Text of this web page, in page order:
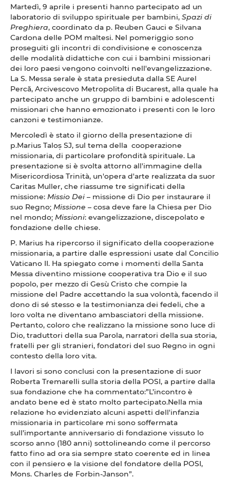
Martedì, 9 aprile i presenti hanno partecipato ad un
laboratorio di sviluppo spirituale per bambini, Spazi di
Preghiera, coordinato da p. Reuben Gauci e Silvana
Cardona delle POM maltesi. Nel pomeriggio sono
proseguiti gli incontri di condivisione e conoscenza
delle modalità didattiche con cui i bambini missionari
dei loro paesi vengono coinvolti nell'evangelizzazione.
La S. Messa serale è stata presieduta dalla SE Aurel
Percă, Arcivescovo Metropolita di Bucarest, alla quale ha
partecipato anche un gruppo di bambini e adolescenti
missionari che hanno emozionato i presenti con le loro
canzoni e testimonianze.
Mercoledì è stato il giorno della presentazione di
p.Marius Taloș SJ, sul tema della cooperazione
missionaria, di particolare profondità spirituale. La
presentazione si è svolta attorno all'immagine della
Misericordiosa Trinità, un'opera d'arte realizzata da suor
Caritas Muller, che riassume tre significati della
missione: Missio Dei – missione di Dio per instaurare il
suo Regno; Missione – cosa deve fare la Chiesa per Dio
nel mondo; Missioni: evangelizzazione, discepolato e
fondazione delle chiese.
P. Marius ha ripercorso il significato della cooperazione
missionaria, a partire dalle espressioni usate dal Concilio
Vaticano II. Ha spiegato come i momenti della Santa
Messa diventino missione cooperativa tra Dio e il suo
popolo, per mezzo di Gesù Cristo che compie la
missione del Padre accettando la sua volontà, facendo il
dono di sé stesso e la testimonianza dei fedeli, che a
loro volta ne diventano ambasciatori della missione.
Pertanto, coloro che realizzano la missione sono luce di
Dio, traduttori della sua Parola, narratori della sua storia,
fratelli per gli stranieri, fondatori del suo Regno in ogni
contesto della loro vita.
I lavori si sono conclusi con la presentazione di suor
Roberta Tremarelli sulla storia della POSI, a partire dalla
sua fondazione che ha commentato:”L’incontro è
andato bene ed è stato molto partecipato.Nella mia
relazione ho evidenziato alcuni aspetti dell'infanzia
missionaria in particolare mi sono soffermata
sull’importante anniversario di fondazione vissuto lo
scorso anno (180 anni) sottolineando come il percorso
fatto fino ad ora sia sempre stato coerente ed in linea
con il pensiero e la visione del fondatore della POSI,
Mons. Charles de Forbin-Janson”.